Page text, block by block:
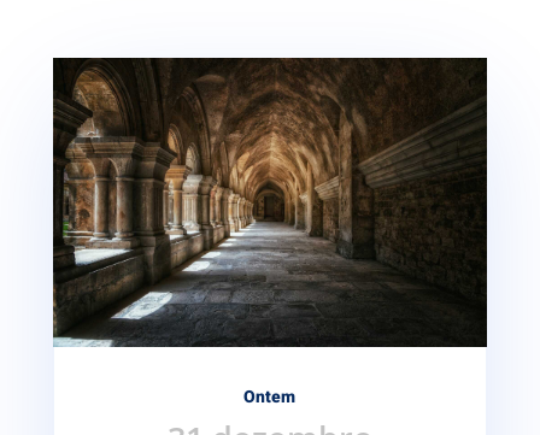
Ontem